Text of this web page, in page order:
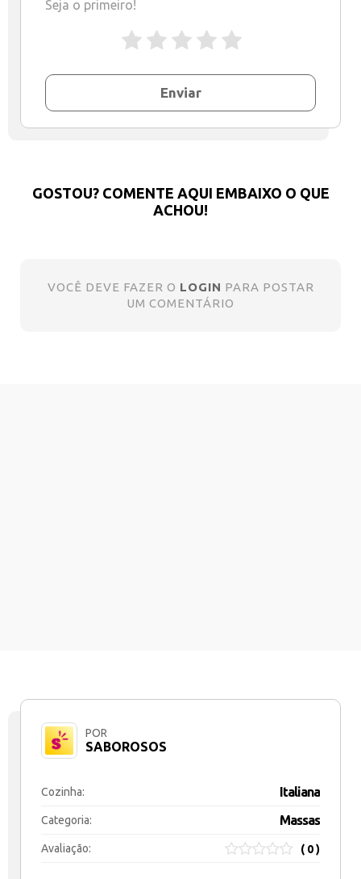
Seja o primeiro!
Enviar
GOSTOU? COMENTE AQUI EMBAIXO O QUE
ACHOU!
VOCÊ DEVE FAZER O LOGIN PARA POSTAR
UM COMENTÁRIO
POR
SABOROSOS
Cozinha: Italiana
Categoria: Massas
Avaliação: ( 0 )